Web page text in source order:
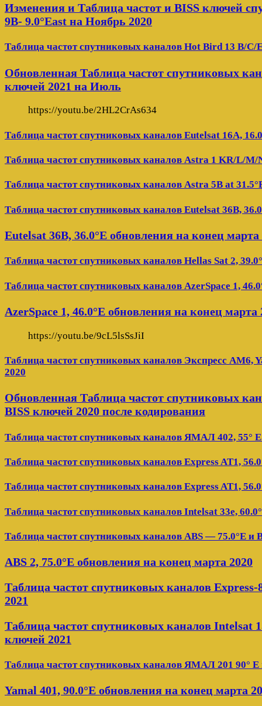
Изменения и Таблица частот и BISS ключей
9B- 9.0°East на Ноябрь 2020
Таблица частот спутниковых каналов Hot Bird 13 B/C/
Обновленная Таблица частот спутниковых
ключей 2021 на Июль
https://youtu.be/2HL2CrAs634
Таблица частот спутниковых каналов Eutelsat 16A,
Таблица частот спутниковых каналов Astra 1 KR/L/M/
Таблица частот спутниковых каналов Astra 5B at
Таблица частот спутниковых каналов Eutelsat 36B,
Eutelsat 36B, 36.0°E обновления на конец марта
Таблица частот спутниковых каналов Hellas Sat 2,
Таблица частот спутниковых каналов AzerSpace 1,
AzerSpace 1, 46.0°E обновления на конец марта
https://youtu.be/9cL5lsSsJiI
Таблица частот спутниковых каналов Экспресс AM6,
2020
Обновленная Таблица частот спутниковых
BISS ключей 2020 после кодирования
Таблица частот спутниковых каналов ЯМАЛ 402, 55°
Таблица частот спутниковых каналов Express AT1,
Таблица частот спутниковых каналов Express AT1,
Таблица частот спутниковых каналов Intelsat 33e,
Таблица частот спутниковых каналов ABS — 75.0°E и
ABS 2, 75.0°E обновления на конец марта 2020
Таблица частот спутниковых каналов Express-
2021
Таблица частот спутниковых каналов Intelsat
ключей 2021
Таблица частот спутниковых каналов ЯМАЛ 201 90° E
Yamal 401, 90.0°E обновления на конец марта